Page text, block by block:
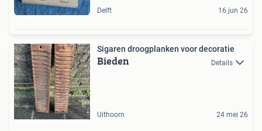
Delft 16 jun 26
Sigaren droogplanken voor decoratie
Bieden Details
Uithoorn 24 mei 26